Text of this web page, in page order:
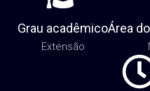
Grau acadêmico
Extensão
Área